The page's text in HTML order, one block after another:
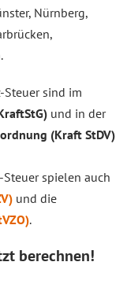
Nürnberg,
Steuer sind im
und in der
(Kraft StDV)
spielen auch
und die
.
berechnen!